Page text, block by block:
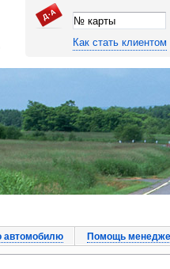
Как стать клиентом
автомобилю Помощь